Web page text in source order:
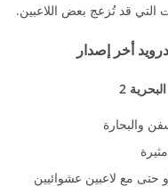
التي قد تُزعج بعض اللاعبين.
2
والبحارة
حتى مع لاعبين عشوائيين